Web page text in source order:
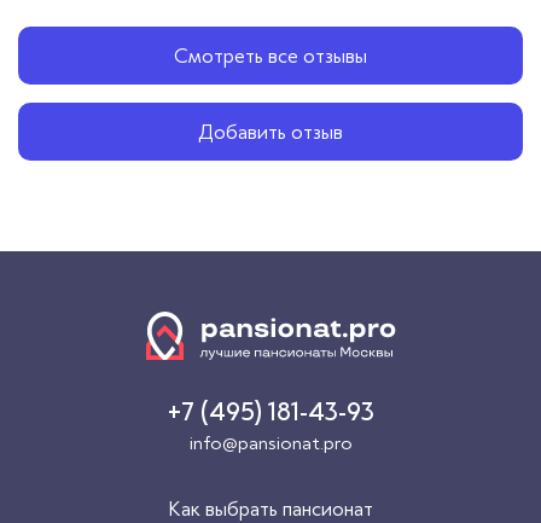
Смотреть все отзывы
Добавить отзыв
+7 (495) 181-43-93
info@pansionat.pro
Как выбрать пансионат